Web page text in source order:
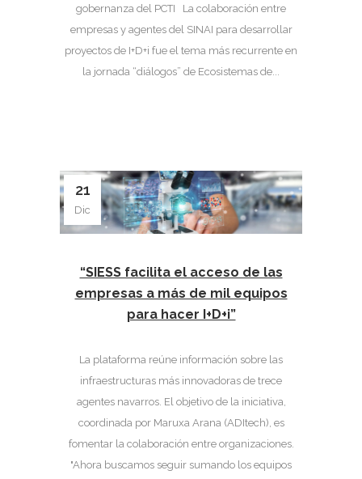
gobernanza del PCTI La colaboración entre
empresas y agentes del SINAI para desarrollar
proyectos de I+D+i fue el tema más recurrente en
la jornada “diálogos” de Ecosistemas de...
21
Dic
“SIESS facilita el acceso de las
empresas a más de mil equipos
para hacer I+D+i”
La plataforma reúne información sobre las
infraestructuras más innovadoras de trece
agentes navarros. El objetivo de la iniciativa,
coordinada por Maruxa Arana (ADItech), es
fomentar la colaboración entre organizaciones.
"Ahora buscamos seguir sumando los equipos